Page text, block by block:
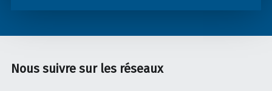
Nous suivre sur les réseaux